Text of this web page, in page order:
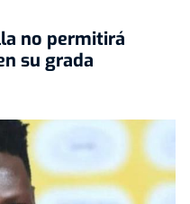
no permitirá
su grada